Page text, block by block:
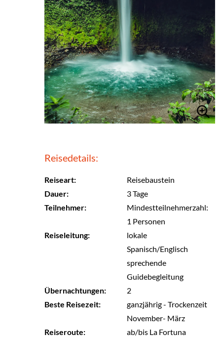
Reisedetails:
Reiseart:
Reisebaustein
Dauer:
3 Tage
Teilnehmer:
Mindestteilnehmerzahl:
1 Personen
Reiseleitung:
lokale
Spanisch/Englisch
sprechende
Guidebegleitung
Übernachtungen:
2
Beste Reisezeit:
ganzjährig - Trockenzeit
November- März
Reiseroute:
ab/bis La Fortuna